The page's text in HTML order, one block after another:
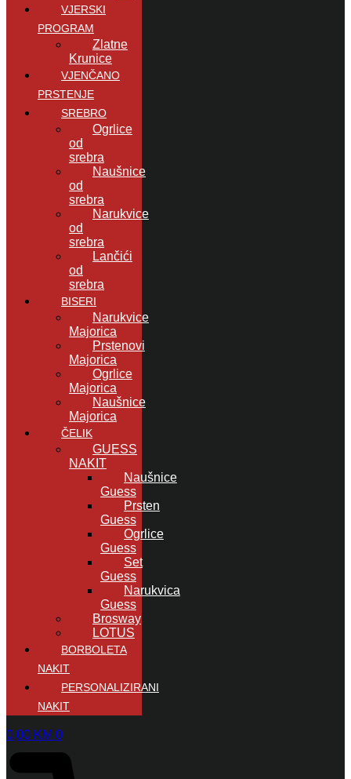
VJERSKI
PROGRAM
Zlatne
Krunice
VJENČANO
PRSTENJE
SREBRO
Ogrlice
od
srebra
Naušnice
od
srebra
Narukvice
od
srebra
Lančići
od
srebra
BISERI
Narukvice
Majorica
Prstenovi
Majorica
Ogrlice
Majorica
Naušnice
Majorica
ČELIK
GUESS
NAKIT
Naušnice
Guess
Prsten
Guess
Ogrlice
Guess
Set
Guess
Narukvica
Guess
Brosway
LOTUS
BORBOLETA
NAKIT
PERSONALIZIRANI
NAKIT
0,00 KM 0